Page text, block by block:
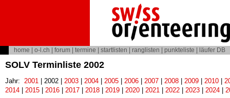
home o-l.ch forum termine startlisten ranglisten punkteliste läufer DB
SOLV Terminliste 2002
Jahr: 2001 | 2002 | 2003 2004 2005 2006 2007 2008 2009 2010
2014
2015 2016 2017 2018 2019 2020 2021 2022 2023 2024